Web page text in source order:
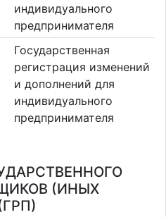
индивидуального
предпринимателя
Государственная
регистрация изменений
и дополнений для
индивидуального
предпринимателя
(ИНЫХ